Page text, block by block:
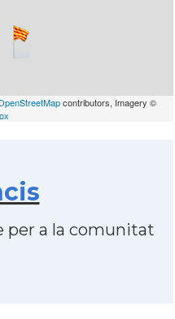
contributors, Imagery ©
per a la comunitat